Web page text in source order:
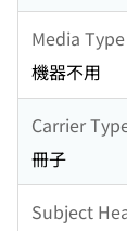
Media Type
機器不用
Carrier
冊子
Subject